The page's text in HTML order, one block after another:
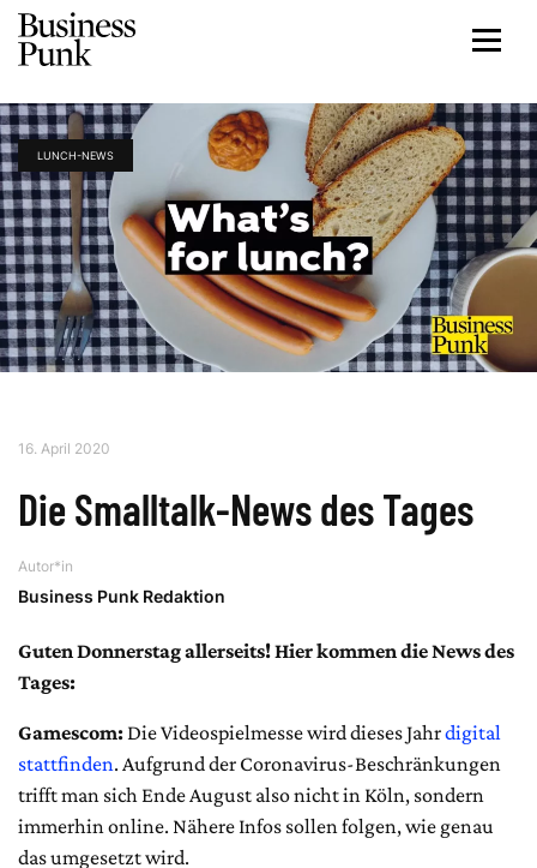
LUNCH-NEWS
16. April 2020
Die Smalltalk-News des Tages
Autor*in
Business Punk Redaktion
Guten Donnerstag allerseits! Hier kommen die News des
Tages:
Gamescom:Die Videospielmesse wird dieses Jahrdigital
stattfinden. Aufgrund der Coronavirus-Beschränkungen
trifft man sich Ende August also nicht in Köln, sondern
immerhin online. Nähere Infos sollen folgen, wie genau
das umgesetzt wird.